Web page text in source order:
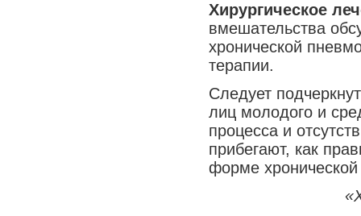
Хирургическое
вмешательства
хронической
терапии.
Следует
лиц молодого и
процесса и
прибегают, как
форме